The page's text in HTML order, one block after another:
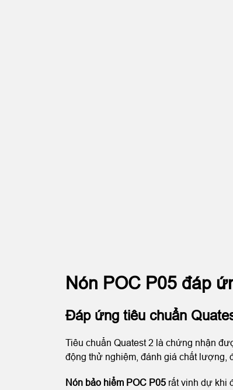
Nón POC P05 đáp
Đáp ứng tiêu chuẩn
Tiêu chuẩn Quatest 2 là chứng nhận
động thử nghiệm, đánh giá chất lượng,
Nón bảo hiểm POC P05 rất vinh dự khi